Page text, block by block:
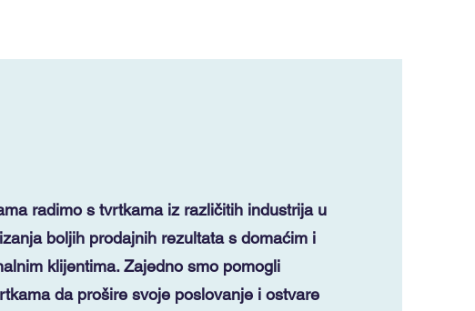
radimo s tvrtkama iz različitih industrija u
boljih prodajnih rezultata s domaćim i
klijentima. Zajedno smo pomogli
da prošire svoje poslovanje i ostvare